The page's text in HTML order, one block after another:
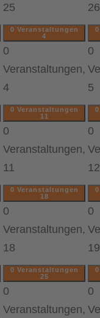
25
26
0 Veranstaltungen
4
0
Veranstaltungen,
4
0
5
0 Veranstaltungen
11
0
Veranstaltungen,
11
0
12
0 Veranstaltungen
18
0
Veranstaltungen,
18
0
19
0 Veranstaltungen
25
0
Veranstaltungen,
0